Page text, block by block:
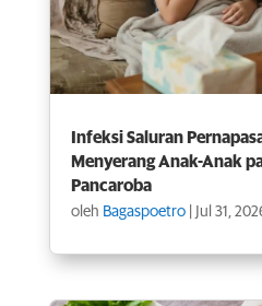
Infeksi Saluran
Menyerang Anak-Anak
Pancaroba
oleh Bagaspoetro| Jul 31,